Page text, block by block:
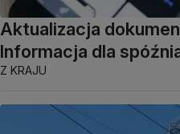
Aktualizacja
Informacja dla
Z KRAJU